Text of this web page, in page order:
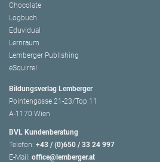
Chocolate
Logbuch
Eduvidual
Lernraum
Lemberger Publishing
eSquirrel
Bildungsverlag Lemberger
Pointengasse 21-23/Top 11
A-1170 Wien
BVL Kundenberatung
Telefon: +43 / (0)650 / 33 24 997
E-Mail: office@lemberger.at